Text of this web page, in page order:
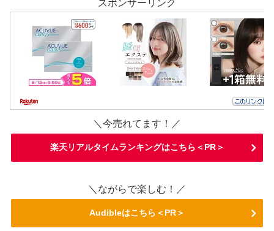
スポンサーリンク
＼今売れてます！／
楽天リアルタイムランキングはこちら＜PR＞
＼ながらで楽しむ！／
Audibleはこちら＜PR＞